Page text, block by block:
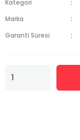
Kategori
Marka
Garanti Süresi